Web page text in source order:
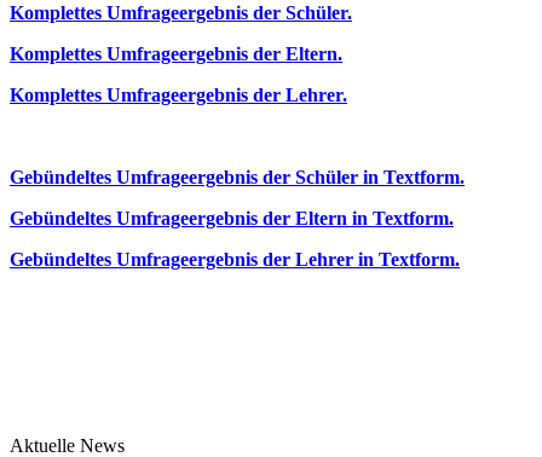
Komplettes Umfrageergebnis der Schüler.
Komplettes Umfrageergebnis der Eltern.
Komplettes Umfrageergebnis der Lehrer.
Gebündeltes Umfrageergebnis der Schüler in Textform.
Gebündeltes Umfrageergebnis der Eltern in Textform.
Gebündeltes Umfrageergebnis der Lehrer in Textform.
Aktuelle News